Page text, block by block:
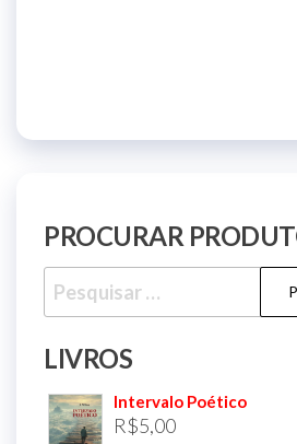
PROCURAR
Pesquisar
por:
LIVROS
Intervalo Poético
R$5,00